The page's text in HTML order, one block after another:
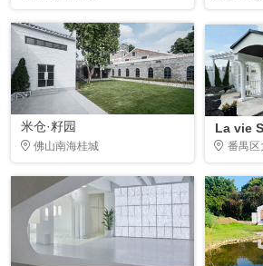
米仓·籽园
佛山南海桂城
La vie
番禺区